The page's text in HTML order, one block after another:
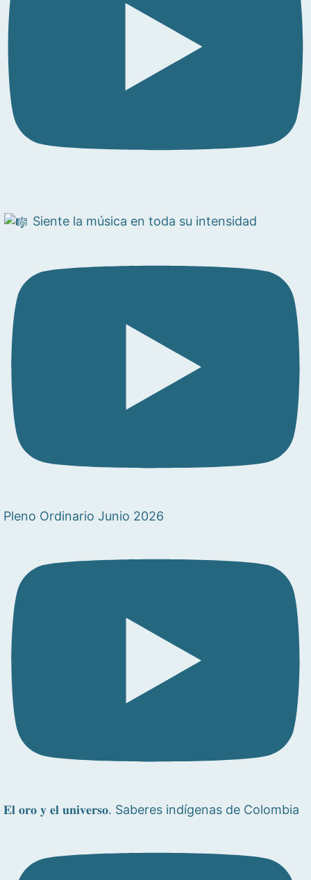
Siente la música en toda su intensidad
Pleno Ordinario Junio 2026
𝐄𝐥 𝐨𝐫𝐨 𝐲 𝐞𝐥 𝐮𝐧𝐢𝐯𝐞𝐫𝐬𝐨. Saberes indígenas de Colombia